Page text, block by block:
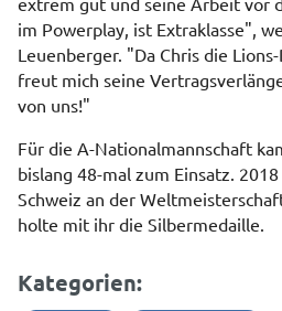
im Powerplay, ist Extraklasse",
Leuenberger. "Da Chris die
freut mich seine
von uns!"
Für die A-Nationalmannschaft
bislang 48-mal zum Einsatz.
Schweiz an der
holte mit ihr die Silbermedaille.
Kategorien: